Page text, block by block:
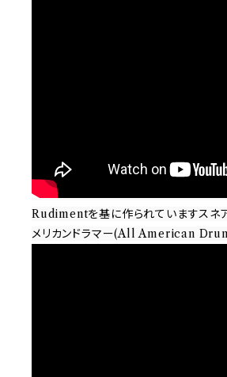
Rudimentを基に作られていますスネ
メリカンドラマー(All American